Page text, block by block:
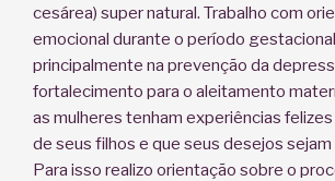
cesárea) super natural. Trabalho com
emocional durante o período
principalmente na prevenção da
fortalecimento para o aleitamento
as mulheres tenham experiências
de seus filhos e que seus desejos
Para isso realizo orientação sobre o